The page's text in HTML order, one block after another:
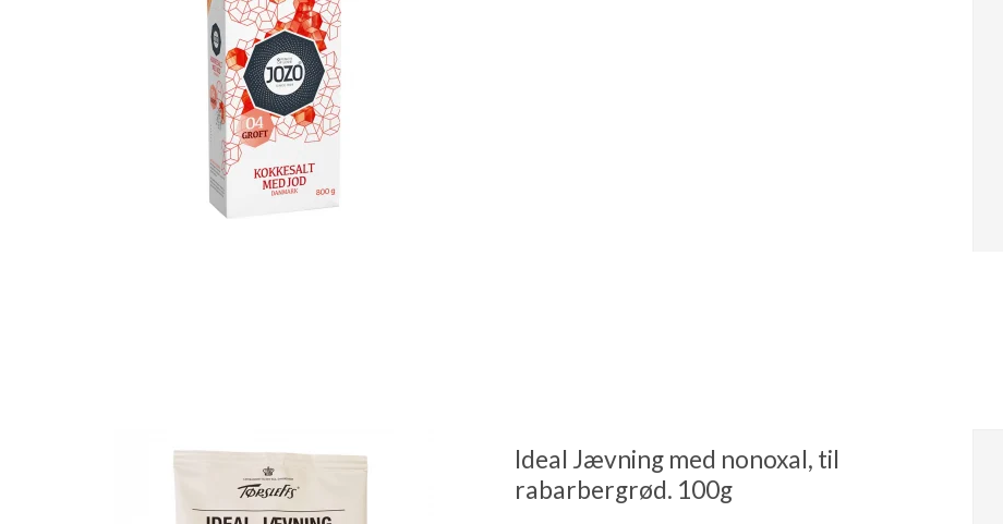
Ideal Jævning med nonoxal, til
rabarbergrød. 100g